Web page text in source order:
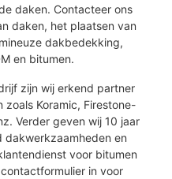
daken. Contacteer ons
daken, het plaatsen van
dakbedekking,
en bitumen.
zijn wij erkend partner
Koramic, Firestone-
Verder geven wij 10 jaar
dakwerkzaamheden en
voor bitumen
in voor